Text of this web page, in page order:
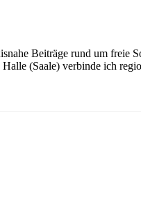
Beiträge rund um freie
(Saale) verbinde ich